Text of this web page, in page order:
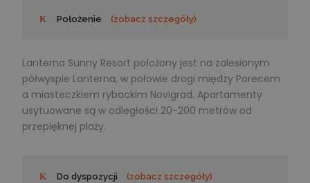
Położenie (zobacz szczegóły)
Lanterna Sunny Resort położony jest na zalesionym
półwyspie Lanterna, w połowie drogi między Porecem
a miasteczkiem rybackim Novigrad. Apartamenty
usytuowane są w odległości 20-200 metrów od
przepięknej plaży.
Do dyspozycji (zobacz szczegóły)